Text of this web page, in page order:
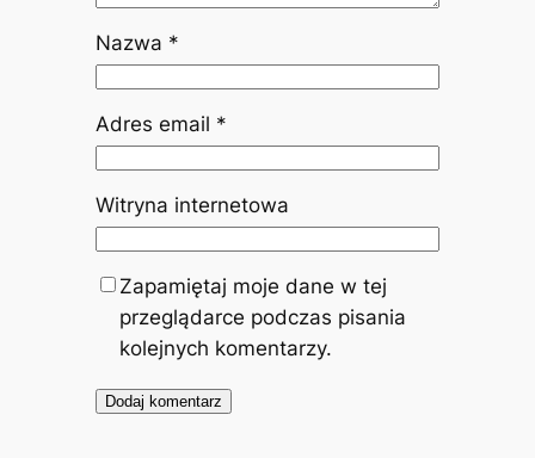
Nazwa *
Adres email *
Witryna internetowa
Zapamiętaj moje dane w tej
przeglądarce podczas pisania
kolejnych komentarzy.